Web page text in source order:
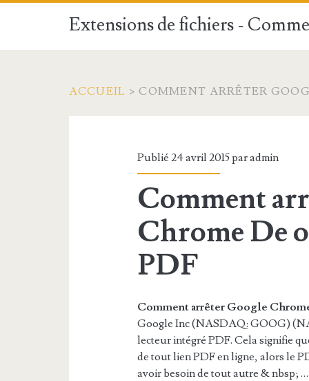
Extensions de fichiers -
ACCUEIL > COMMENT ARRÊTER
Publié 24 avril 2015 paradmin
Comment
Chrome De
PDF
Comment arrêter Google
Google Inc (NASDAQ: GOOG)
lecteur intégré PDF. Cela signifie
de tout lien PDF en ligne, alors le
avoir besoin de tout autre & nbsp; …